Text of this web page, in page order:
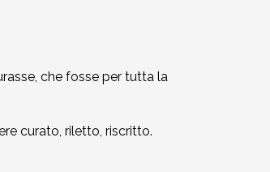
che fosse per tutta la
curato, riletto, riscritto.